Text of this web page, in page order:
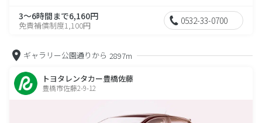
3～6時間まで6,160円
免責補償制度1,100円 0532-33-0700
ギャラリー公園通りから 2897m
トヨタレンタカー豊橋佐藤
豊橋市佐藤2-9-12